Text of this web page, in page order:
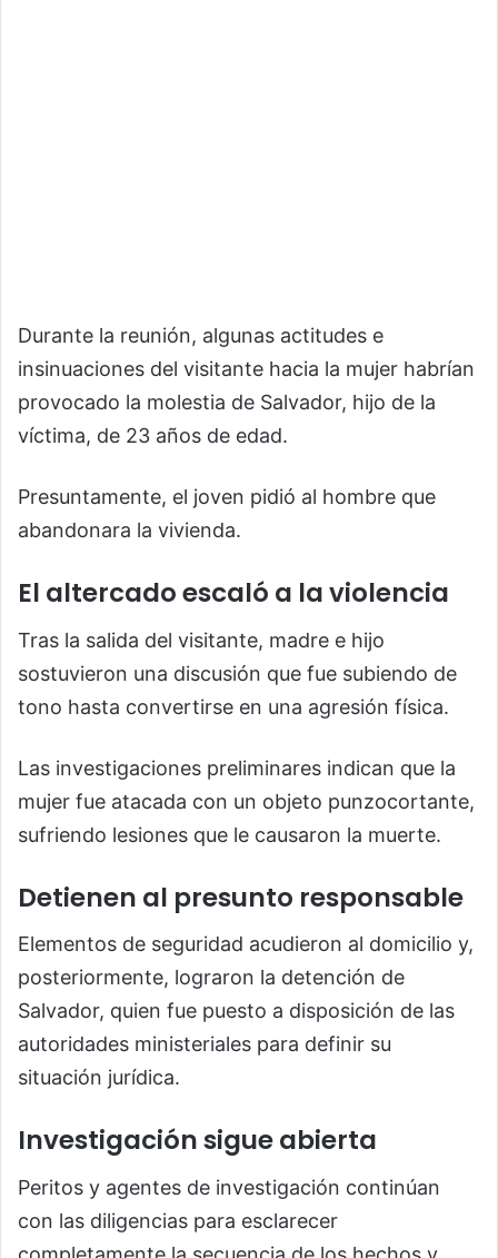
Durante la reunión, algunas actitudes e
insinuaciones del visitante hacia la mujer habrían
provocado la molestia de Salvador, hijo de la
víctima, de 23 años de edad.
Presuntamente, el joven pidió al hombre que
abandonara la vivienda.
El altercado escaló a la violencia
Tras la salida del visitante, madre e hijo
sostuvieron una discusión que fue subiendo de
tono hasta convertirse en una agresión física.
Las investigaciones preliminares indican que la
mujer fue atacada con un objeto punzocortante,
sufriendo lesiones que le causaron la muerte.
Detienen al presunto responsable
Elementos de seguridad acudieron al domicilio y,
posteriormente, lograron la detención de
Salvador, quien fue puesto a disposición de las
autoridades ministeriales para definir su
situación jurídica.
Investigación sigue abierta
Peritos y agentes de investigación continúan
con las diligencias para esclarecer